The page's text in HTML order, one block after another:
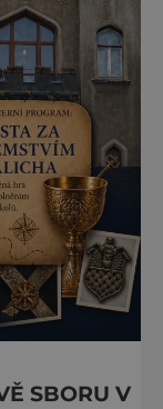
SBORU V